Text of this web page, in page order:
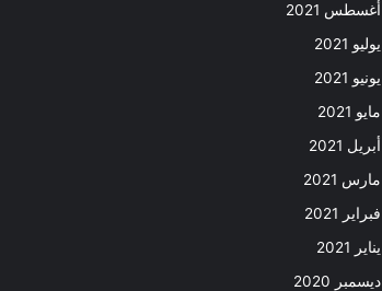
أغسطس 2021
يوليو 2021
يونيو 2021
مايو 2021
أبريل 2021
مارس 2021
فبراير 2021
يناير 2021
ديسمبر 2020